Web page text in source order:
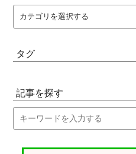
タグ
記事を探す